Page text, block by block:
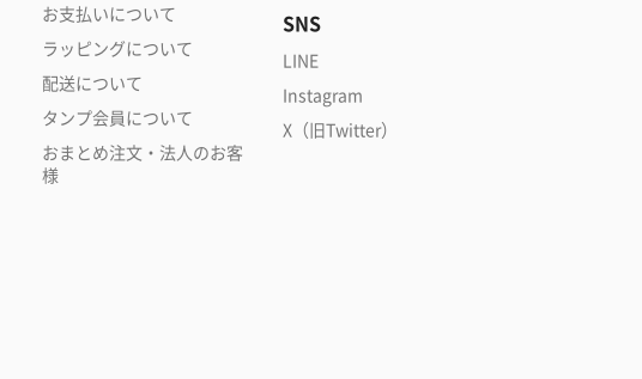
お支払いについて
ラッピングについて
配送について
タンプ会員について
おまとめ注文・法人のお客
様
SNS
LINE
Instagram
X（旧Twitter）